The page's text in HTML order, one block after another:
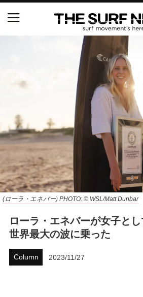
(ローラ・エネバー) PHOTO: © WSL/Matt Dunbar
ローラ・エネバーが女子と
世界最大の波に乗った
Column 2023/11/27
NSAと茅ヶ崎市が包括連携協
協定は全国初、サーフィンを軸
【五十嵐カノア独占インタビュ
ックとの豪華プライベートセッ
S.ONE ショート＆ロング開幕戦
製品情報
特集
試合